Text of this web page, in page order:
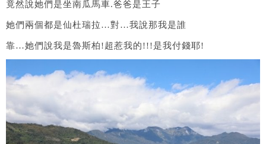
竟然說她們是坐南瓜馬車.爸爸是王子
她們兩個都是仙杜瑞拉…對…我說那我是誰
靠…她們說我是魯斯柏!超惹我的!!!是我付錢耶!